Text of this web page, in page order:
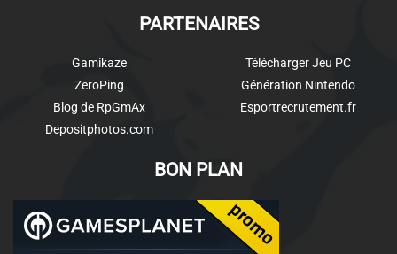
PARTENAIRES
Gamikaze
ZeroPing
Blog de RpGmAx
Depositphotos.com
Télécharger Jeu PC
Génération Nintendo
Esportrecrutement.fr
BON PLAN